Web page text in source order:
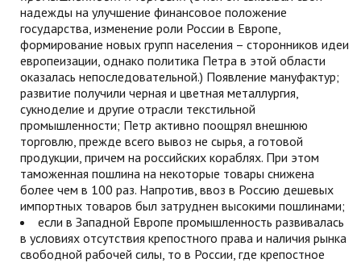
надежды на улучшение финансовое положение
государства, изменение роли России в Европе,
формирование новых групп населения – сторонников идеи
европеизации, однако политика Петра в этой области
оказалась непоследовательной.) Появление мануфактур;
развитие получили черная и цветная металлургия,
сукноделие и другие отрасли текстильной
промышленности; Петр активно поощрял внешнюю
торговлю, прежде всего вывоз не сырья, а готовой
продукции, причем на российских кораблях. При этом
таможенная пошлина на некоторые товары снижена
более чем в 100 раз. Напротив, ввоз в Россию дешевых
импортных товаров был затруднен высокими пошлинами;
если в Западной Европе промышленность развивалась
в условиях отсутствия крепостного права и наличия рынка
свободной рабочей силы, то в России, где крепостное